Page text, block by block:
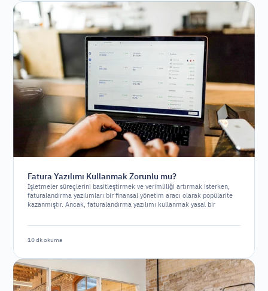
Fatura Yazılımı Kullanmak Zorunlu mu?
İşletmeler süreçlerini basitleştirmek ve verimliliği artırmak isterken,
faturalandırma yazılımları bir finansal yönetim aracı olarak popülarite
kazanmıştır. Ancak, faturalandırma yazılımı kullanmak yasal bir
10 dk okuma